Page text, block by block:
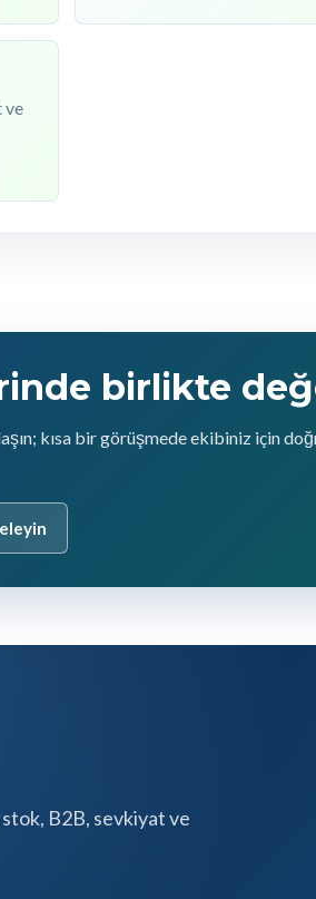
ve
birlikte
kısa bir görüşmede ekibiniz için
B2B, sevkiyat ve